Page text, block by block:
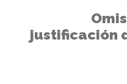
justificación